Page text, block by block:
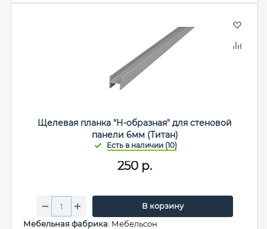
Щелевая планка "Н-образная" для стеновой
панели 6мм (Титан)
250 р.
В корзину
Мебельная фабрика: Мебельсон